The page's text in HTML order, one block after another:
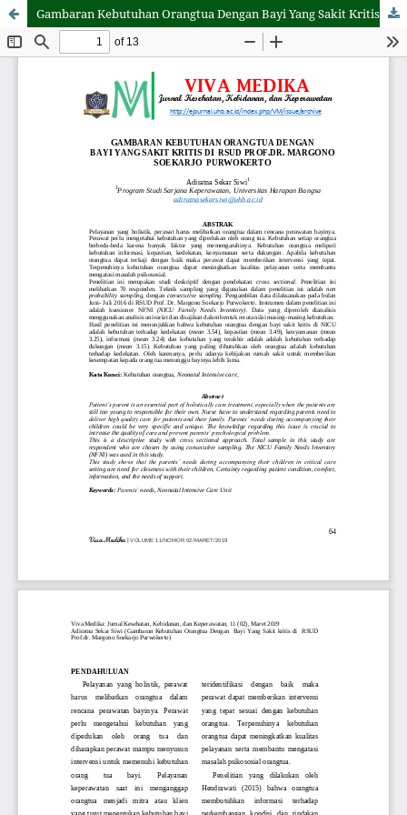
Gambaran Kebutuhan Orangtua Dengan Bayi Yang Sakit Kritis di RSUD Prof.dr. Margono Soekarjo Purwokerto